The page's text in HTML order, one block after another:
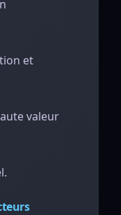
et
valeur